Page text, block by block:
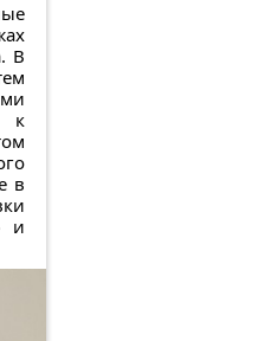
В
к
в
и